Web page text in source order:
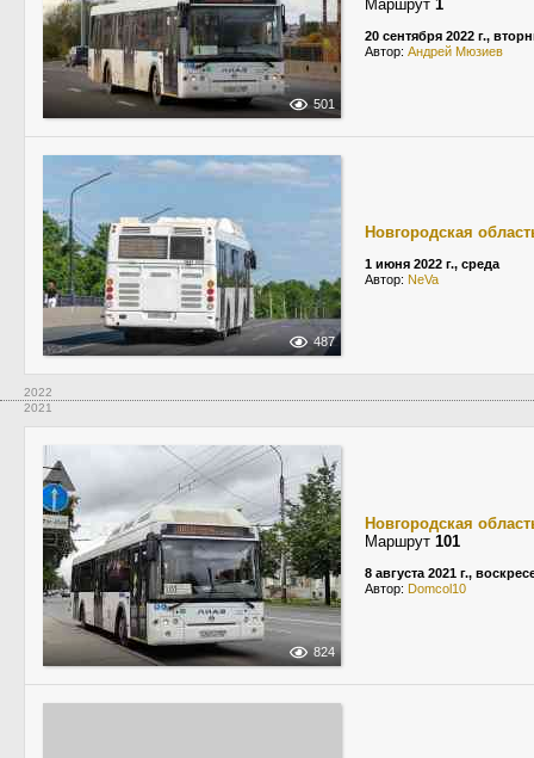
501
Маршрут 1
20 сентября 2022 г.,
Автор: Андрей Мюзиев
487
Новгородская
1 июня 2022 г., среда
Автор: NeVa
2022
2021
824
Новгородская
Маршрут 101
8 августа 2021 г.,
Автор: Domcol10